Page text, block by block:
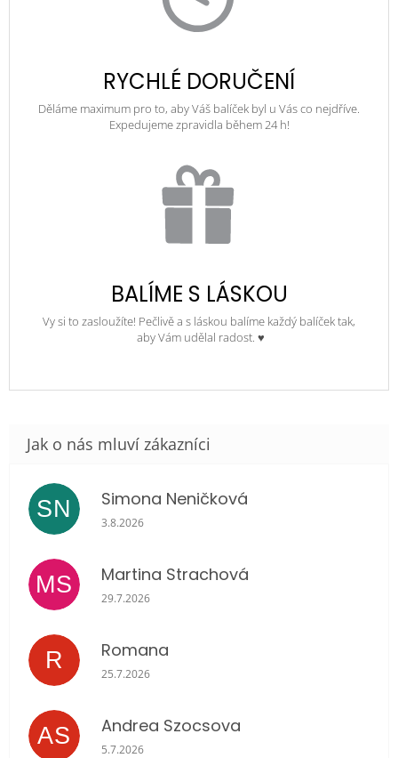
RYCHLÉ DORUČENÍ
Děláme maximum pro to, aby Váš balíček byl u Vás co nejdříve.
Expedujeme zpravidla během 24 h!
BALÍME S LÁSKOU
Vy si to zasloužíte! Pečlivě a s láskou balíme každý balíček tak,
aby Vám udělal radost. ♥
SN Simona Neničková
Hodnocení obchodu je 5 z 5 hvězdiček.
3.8.2026
MS Martina Strachová
Hodnocení obchodu je 5 z 5 hvězdiček.
29.7.2026
R Romana
Hodnocení obchodu je 5 z 5 hvězdiček.
25.7.2026
AS Andrea Szocsova
Hodnocení obchodu je 5 z 5 hvězdiček.
5.7.2026